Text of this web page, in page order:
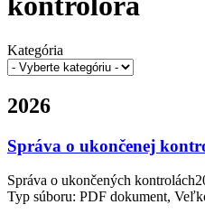
Kategória
2026
Správa o ukončenej
Správa o ukončených
Typ súboru: PDF dokument,